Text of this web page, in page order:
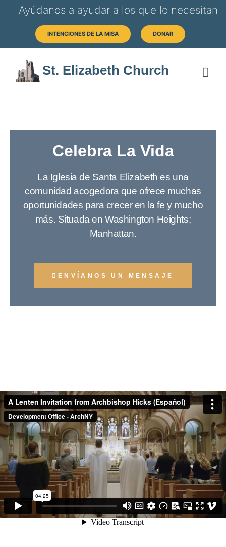
Ayúdanos a ayudar a los que lo necesitan
INTENCIONES DE LA MISA DONAR
St. Elizabeth Church
Celebra La Vida
La Iglesia de Santa Elizabeth es una
comunidad acogedora que ofrece muchas
oportunidades para crecer en la fe y mucho
más. Situada en Washington Heights;
Manhattan.
ENVÍANOS UN MENSAJE